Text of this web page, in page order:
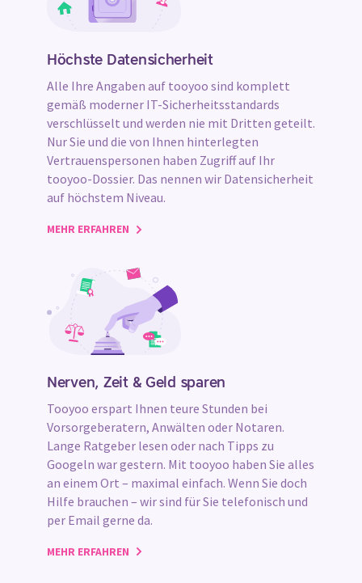
Höchste Datensicherheit
Alle Ihre Angaben auf tooyoo sind komplett
gemäß moderner IT-Sicherheitsstandards
verschlüsselt und werden nie mit Dritten geteilt.
Nur Sie und die von Ihnen hinterlegten
Vertrauenspersonen haben Zugriff auf Ihr
tooyoo-Dossier. Das nennen wir Datensicherheit
auf höchstem Niveau.
MEHR ERFAHREN
Nerven, Zeit & Geld sparen
Tooyoo erspart Ihnen teure Stunden bei
Vorsorgeberatern, Anwälten oder Notaren.
Lange Ratgeber lesen oder nach Tipps zu
Googeln war gestern. Mit tooyoo haben Sie alles
an einem Ort – maximal einfach. Wenn Sie doch
Hilfe brauchen – wir sind für Sie telefonisch und
per Email gerne da.
MEHR ERFAHREN